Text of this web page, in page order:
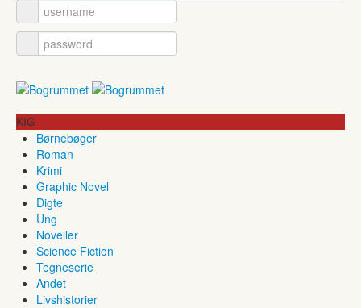
KIG
Børnebøger
Roman
Krimi
Graphic Novel
Digte
Ung
Noveller
Science Fiction
Tegneserie
Andet
Livshistorier